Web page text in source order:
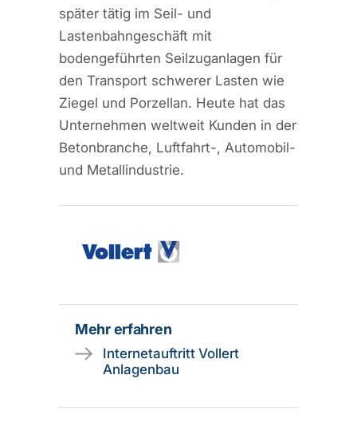
später tätig im Seil- und
Lastenbahngeschäft mit
bodengeführten Seilzuganlagen für
den Transport schwerer Lasten wie
Ziegel und Porzellan. Heute hat das
Unternehmen weltweit Kunden in der
Betonbranche, Luftfahrt-, Automobil-
und Metallindustrie.
Mehr erfahren
Internetauftritt Vollert
Anlagenbau